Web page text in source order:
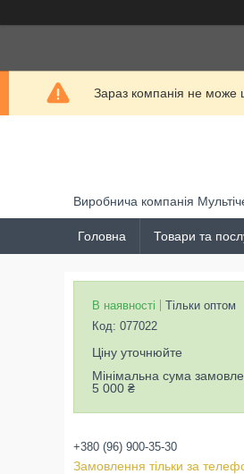
Зараз компанія не може
Виробнича компанія
Головна Товари та
В наявності
Тільки оптом
Код: 077022
Ціну уточнюйте
Мінімальна сума
5 000 ₴
+380 (96) 900-35-30
Замовлення тільки за